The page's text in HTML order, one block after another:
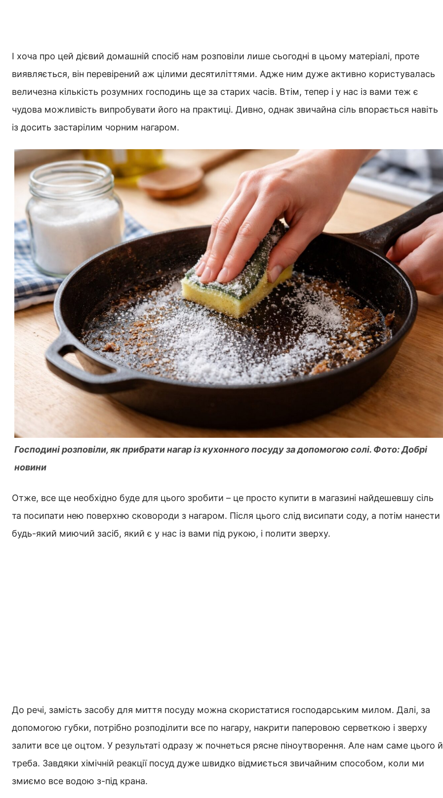
І хоча про цей дієвий домашній спосіб нам розповіли лише сьогодні в цьому матеріалі, проте
виявляється, він перевірений аж цілими десятиліттями. Адже ним дуже активно користувалась
величезна кількість розумних господинь ще за старих часів. Втім, тепер і у нас із вами теж є
чудова можливість випробувати його на практиці. Дивно, однак звичайна сіль впорається навіть
із досить застарілим чорним нагаром.
Господині розповіли, як прибрати нагар із кухонного посуду за допомогою солі. Фото: Добрі
новини
Отже, все ще необхідно буде для цього зробити – це просто купити в магазині найдешевшу сіль
та посипати нею поверхню сковороди з нагаром. Після цього слід висипати соду, а потім нанести
будь-який миючий засіб, який є у нас із вами під рукою, і полити зверху.
До речі, замість засобу для миття посуду можна скористатися господарським милом. Далі, за
допомогою губки, потрібно розподілити все по нагару, накрити паперовою серветкою і зверху
залити все це оцтом. У результаті одразу ж почнеться рясне піноутворення. Але нам саме цього й
треба. Завдяки хімічній реакції посуд дуже швидко відмиється звичайним способом, коли ми
змиємо все водою з-під крана.